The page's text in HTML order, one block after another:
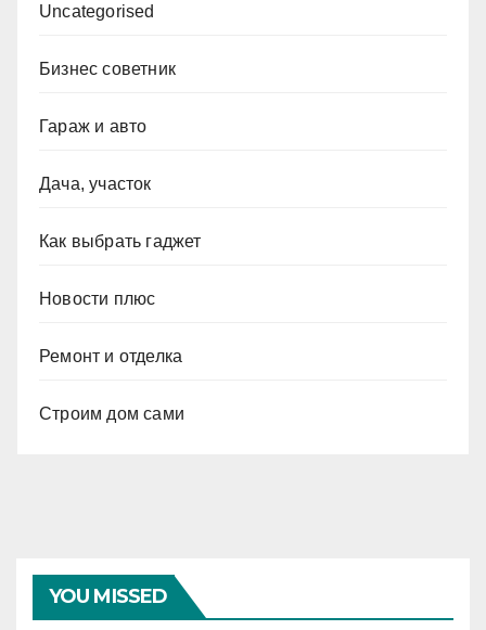
Uncategorised
Бизнес советник
Гараж и авто
Дача, участок
Как выбрать гаджет
Новости плюс
Ремонт и отделка
Строим дом сами
YOU MISSED